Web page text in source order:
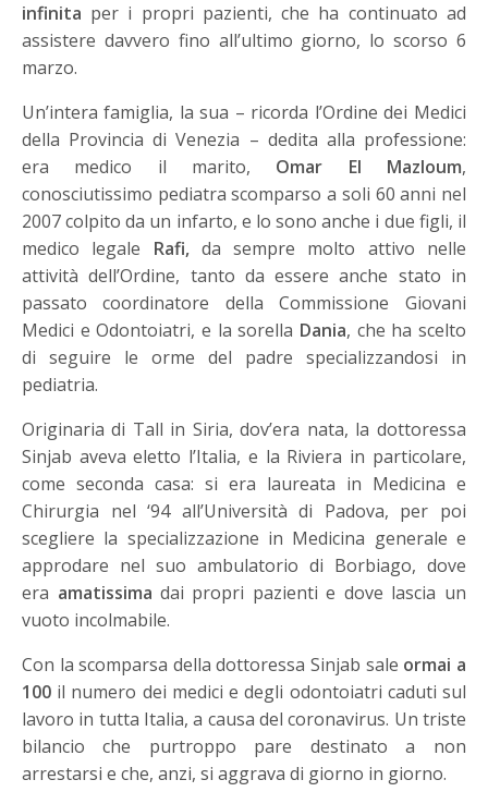
infinita per i propri pazienti, che ha continuato ad
assistere davvero fino all’ultimo giorno, lo scorso 6
marzo.
Un’intera famiglia, la sua – ricorda l’Ordine dei Medici
della Provincia di Venezia – dedita alla professione:
era medico il marito, Omar El Mazloum,
conosciutissimo pediatra scomparso a soli 60 anni nel
2007 colpito da un infarto, e lo sono anche i due figli, il
medico legale Rafi,da sempre molto attivo nelle
attività dell’Ordine, tanto da essere anche stato in
passato coordinatore della Commissione Giovani
Medici e Odontoiatri, e la sorella Dania, che ha scelto
di seguire le orme del padre specializzandosi in
pediatria.
Originaria di Tall in Siria, dov’era nata, la dottoressa
Sinjab aveva eletto l’Italia, e la Riviera in particolare,
come seconda casa: si era laureata in Medicina e
Chirurgia nel ‘94 all’Università di Padova, per poi
scegliere la specializzazione in Medicina generale e
approdare nel suo ambulatorio di Borbiago, dove
era amatissima dai propri pazienti e dove lascia un
vuoto incolmabile.
Con la scomparsa della dottoressa Sinjab sale ormai a
100 il numero dei medici e degli odontoiatri caduti sul
lavoro in tutta Italia, a causa del coronavirus. Un triste
bilancio che purtroppo pare destinato a non
arrestarsi e che, anzi, si aggrava di giorno in giorno.